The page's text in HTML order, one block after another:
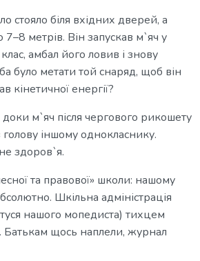
стояло біля вхідних дверей, а
метрів. Він запускав м`яч у
амбал його ловив і знову
було метати той снаряд, щоб він
кінетичної енергії?
м`яч після чергового рикошету
іншому однокласнику.
здоров`я.
та правової» школи: нашому
Шкільна адміністрація
нашого мопедиста) тихцем
Батькам щось наплели, журнал